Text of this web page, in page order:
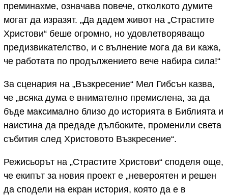
преминахме, означава повече, отколкото думите
могат да изразят. „Да дадем живот на „Страстите
Христови“ беше огромно, но удовлетворяващо
предизвикателство, и с вълнение мога да ви кажа,
че работата по продължението вече набира сила!“
За сценария на „Възкресение“ Мел Гибсън казва,
че „всяка дума е внимателно премислена, за да
бъде максимално близо до историята в Библията и
наистина да предаде дълбоките, променили света
събития след Христовото Възкресение“.
Режисьорът на „Страстите Христови“ споделя още,
че екипът за новия проект е „невероятен и решен
да сподели на екран история, която да е в